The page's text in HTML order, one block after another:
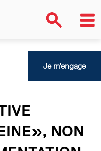
NON
Je m'engage